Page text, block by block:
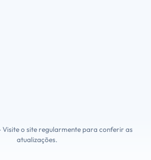
o site regularmente para conferir as
atualizações.